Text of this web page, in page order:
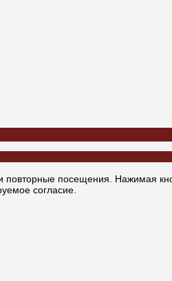
посещения. Нажимая
согласие.